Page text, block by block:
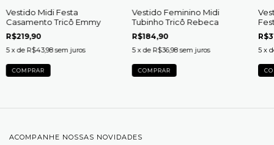
Vestido Midi Festa
Casamento Tricô Emmy
R$219,90
5 x de R$43,98 sem juros
COMPRAR
Vestido Feminino Midi
Tubinho Tricô Rebeca
R$184,90
5 x de R$36,98 sem juros
COMPRAR
5 x
ACOMPANHE NOSSAS NOVIDADES